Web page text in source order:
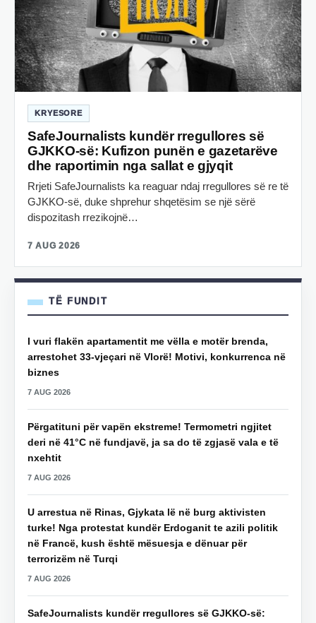
KRYESORE
SafeJournalists kundër rregullores së
GJKKO-së: Kufizon punën e gazetarëve
dhe raportimin nga sallat e gjyqit
Rrjeti SafeJournalists ka reaguar ndaj rregullores së re të
GJKKO-së, duke shprehur shqetësim se një sërë
dispozitash rrezikojnë…
7 AUG 2026
TË FUNDIT
I vuri flakën apartamentit me vëlla e motër brenda,
arrestohet 33-vjeçari në Vlorë! Motivi, konkurrenca në
biznes
7 AUG 2026
Përgatituni për vapën ekstreme! Termometri ngjitet
deri në 41°C në fundjavë, ja sa do të zgjasë vala e të
nxehtit
7 AUG 2026
U arrestua në Rinas, Gjykata lë në burg aktivisten
turke! Nga protestat kundër Erdoganit te azili politik
në Francë, kush është mësuesja e dënuar për
terrorizëm në Turqi
7 AUG 2026
SafeJournalists kundër rregullores së GJKKO-së: